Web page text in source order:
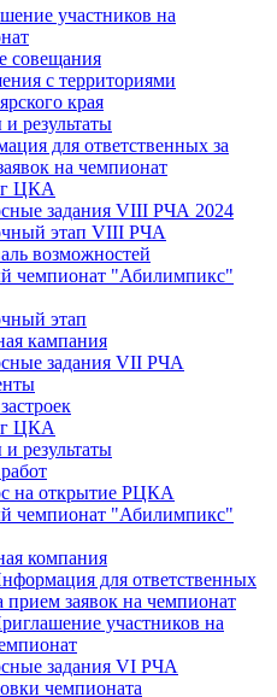
участников на
совещания
с территориями
края
результаты
для ответственных за
на чемпионат
ЦКА
задания VIII РЧА 2024
этап VIII РЧА
возможностей
чемпионат "Абилимпикс"
этап
кампания
задания VII РЧА
ЦКА
результаты
на открытие РЦКА
чемпионат "Абилимпикс"
компания
для ответственных
прием заявок на чемпионат
участников на
задания VI РЧА
чемпионата